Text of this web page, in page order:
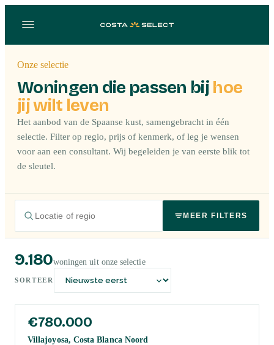
Onze selectie
Woningen die passen bij hoe
jij wilt leven
Het aanbod van de Spaanse kust, samengebracht in één
selectie. Filter op regio, prijs of kenmerk, of leg je wensen
voor aan een consultant. Wij begeleiden je van eerste blik tot
de sleutel.
MEER FILTERS
9.180woningen uit onze selectie
SORTEER
€780.000
Villajoyosa, Costa Blanca Noord